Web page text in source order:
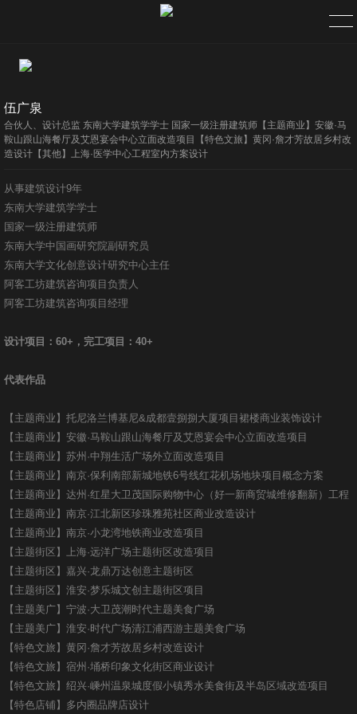
服务
公司简介
团队精英
联系
伍广泉
合伙人、设计总监 东南大学建筑学学士 国家一级注册建筑师【主题商业】安徽·马
鞍山跟山海餐厅及艾恩宴会中心立面改造项目【特色文旅】黄冈·詹才芳故居乡村改
造设计【其他】上海·医学中心工程室内方案设计
从事建筑设计9年
东南大学建筑学学士
国家一级注册建筑师
东南大学中国画研究院副研究员
东南大学文化创意设计研究中心主任
阿客工坊建筑咨询项目负责人
阿客工坊建筑咨询项目经理
设计项目：60+，完工项目：40+
代表作品
【主题商业】托尼洛兰博基尼&成都壹捌捌大厦项目裙楼商业装饰设计
【主题商业】安徽·马鞍山跟山海餐厅及艾恩宴会中心立面改造项目
【主题商业】苏州·中翔生活广场外立面改造项目
【主题商业】南京·保利南部新城地铁6号线红花机场地块项目概念方案
【主题商业】达州·红星大卫茂国际购物中心（好一新商贸城维修翻新）工程
【主题商业】南京·江北新区珍珠雅苑社区商业改造设计
【主题商业】南京·小龙湾地铁商业改造项目
【主题街区】上海·远洋广场主题街区改造项目
【主题街区】嘉兴·龙鼎万达创意主题街区
【主题街区】淮安·梦乐城文创主题街区项目
【主题美广】宁波·大卫茂潮时代主题美食广场
【主题美广】淮安·时代广场清江浦西游主题美食广场
【特色文旅】黄冈·詹才芳故居乡村改造设计
【特色文旅】宿州·埇桥印象文化街区商业设计
【特色文旅】绍兴·嵊州温泉城度假小镇秀水美食街及半岛区域改造项目
【特色店铺】多内圈品牌店设计